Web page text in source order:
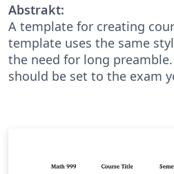
Abstrakt:
A template for creating
template uses the same
the need for long
should be set to the exam